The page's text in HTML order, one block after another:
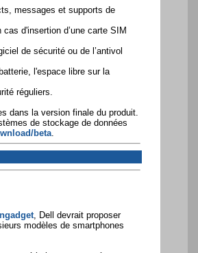
messages et supports de
d'insertion d’une carte SIM
de sécurité ou de l’antivol
l'espace libre sur la
réguliers.
dans la version finale du produit.
de stockage de données
beta.
, Dell devrait proposer
modèles de smartphones